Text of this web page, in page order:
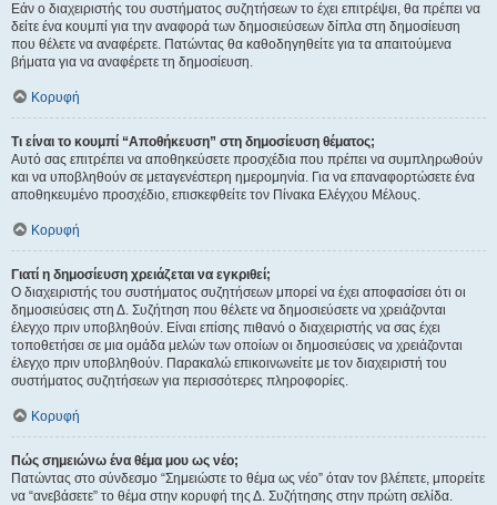
Εάν ο διαχειριστής του συστήματος συζητήσεων το έχει επιτρέψει, θα πρέπει να
δείτε ένα κουμπί για την αναφορά των δημοσιεύσεων δίπλα στη δημοσίευση
που θέλετε να αναφέρετε. Πατώντας θα καθοδηγηθείτε για τα απαιτούμενα
βήματα για να αναφέρετε τη δημοσίευση.
Κορυφή
Τι είναι το κουμπί “Αποθήκευση” στη δημοσίευση θέματος;
Αυτό σας επιτρέπει να αποθηκεύσετε προσχέδια που πρέπει να συμπληρωθούν
και να υποβληθούν σε μεταγενέστερη ημερομηνία. Για να επαναφορτώσετε ένα
αποθηκευμένο προσχέδιο, επισκεφθείτε τον Πίνακα Ελέγχου Μέλους.
Κορυφή
Γιατί η δημοσίευση χρειάζεται να εγκριθεί;
Ο διαχειριστής του συστήματος συζητήσεων μπορεί να έχει αποφασίσει ότι οι
δημοσιεύσεις στη Δ. Συζήτηση που θέλετε να δημοσιεύσετε να χρειάζονται
έλεγχο πριν υποβληθούν. Είναι επίσης πιθανό ο διαχειριστής να σας έχει
τοποθετήσει σε μια ομάδα μελών των οποίων οι δημοσιεύσεις να χρειάζονται
έλεγχο πριν υποβληθούν. Παρακαλώ επικοινωνείτε με τον διαχειριστή του
συστήματος συζητήσεων για περισσότερες πληροφορίες.
Κορυφή
Πώς σημειώνω ένα θέμα μου ως νέο;
Πατώντας στο σύνδεσμο “Σημειώστε το θέμα ως νέο” όταν τον βλέπετε, μπορείτε
να “ανεβάσετε” το θέμα στην κορυφή της Δ. Συζήτησης στην πρώτη σελίδα.